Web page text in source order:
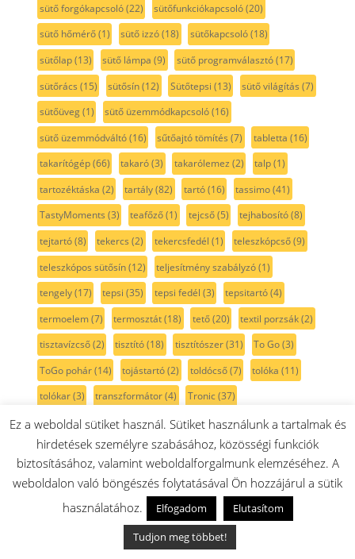
sütő forgókapcsoló(22) sütőfunkciókapcsoló(20)
sütő hőmérő(1) sütő izzó(18) sütőkapcsoló(18)
sütőlap(13) sütő lámpa (9) sütő programválasztó(17)
sütőrács (15) sütősín(12) Sütőtepsi (13) sütő világítás (7)
sütőüveg(1) sütő üzemmódkapcsoló(16)
sütő üzemmódváltó(16) sűtőajtó tömítés (7) tabletta (16)
takarítógép(66) takaró(3) takarólemez (2) talp(1)
tartozéktáska (2) tartály(82) tartó(16) tassimo(41)
TastyMoments (3) teafőző(1) tejcső(5) tejhabosító(8)
tejtartó(8) tekercs (2) tekercsfedél (1) teleszkópcső(9)
teleszkópos sütősín(12) teljesítmény szabályzó(1)
tengely(17) tepsi (35) tepsi fedél (3) tepsitartó(4)
termoelem(7) termosztát(18) tető(20) textil porzsák(2)
tisztavízcső(2) tisztító(18) tisztítószer(31) To Go(3)
ToGo pohár(14) tojástartó(2) toldócső(7) tolóka (11)
tolókar(3) transzformátor(4) Tronic(37)
Tronic bojler(39) turbókefe (38) turmix(70) tál (44)
tálas mixergép(2) tálca(15) tálfedél(21) tányér (3)
(2) tészta készítő
(20) tömlő (27) tömítés(132) tömítőszalag(7)
tömőeszköz(11) tömőrúd(11) törlőkendő(4)
tüskesor(15) tűzhely(424) ufesa
Ez a weboldal sütiket használ. Sütiket használunk a tartalmak és
hirdetések személyre szabásához, közösségi funkciók
biztosításához, valamint weboldalforgalmunk elemzéséhez. A
weboldalon való böngészés folytatásával Ön hozzájárul a sütik
használatához.
Elfogadom
Elutasítom
Tudjon meg többet!